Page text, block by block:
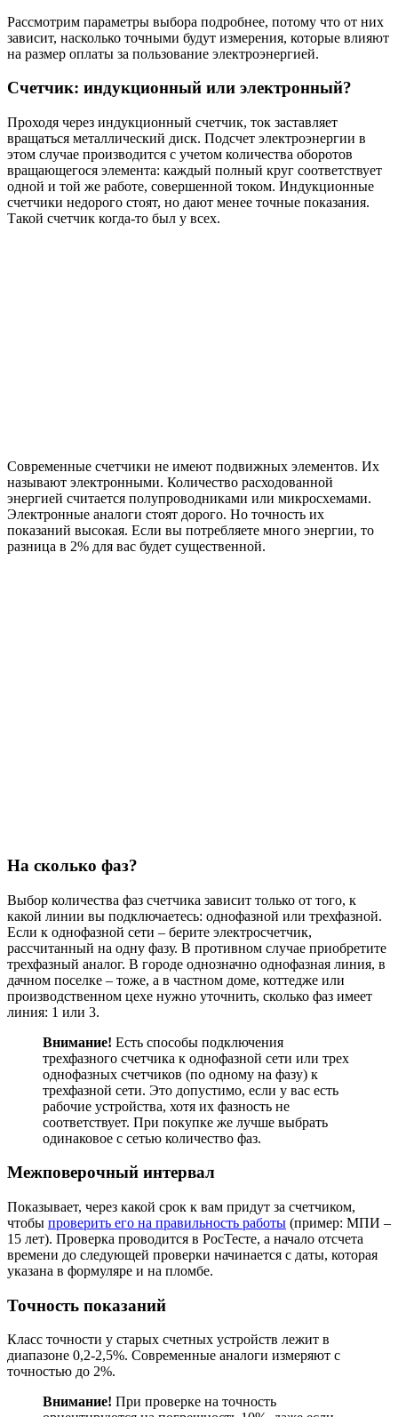
Рассмотрим параметры выбора подробнее, потому что от них
зависит, насколько точными будут измерения, которые влияют
на размер оплаты за пользование электроэнергией.
Счетчик: индукционный или электронный?
Проходя через индукционный счетчик, ток заставляет
вращаться металлический диск. Подсчет электроэнергии в
этом случае производится с учетом количества оборотов
вращающегося элемента: каждый полный круг соответствует
одной и той же работе, совершенной током. Индукционные
счетчики недорого стоят, но дают менее точные показания.
Такой счетчик когда-то был у всех.
Современные счетчики не имеют подвижных элементов. Их
называют электронными. Количество расходованной
энергией считается полупроводниками или микросхемами.
Электронные аналоги стоят дорого. Но точность их
показаний высокая. Если вы потребляете много энергии, то
разница в 2% для вас будет существенной.
На сколько фаз?
Выбор количества фаз счетчика зависит только от того, к
какой линии вы подключаетесь: однофазной или трехфазной.
Если к однофазной сети – берите электросчетчик,
рассчитанный на одну фазу. В противном случае приобретите
трехфазный аналог. В городе однозначно однофазная линия, в
дачном поселке – тоже, а в частном доме, коттедже или
производственном цехе нужно уточнить, сколько фаз имеет
линия: 1 или 3.
Внимание! Есть способы подключения
трехфазного счетчика к однофазной сети или трех
однофазных счетчиков (по одному на фазу) к
трехфазной сети. Это допустимо, если у вас есть
рабочие устройства, хотя их фазность не
соответствует. При покупке же лучше выбрать
одинаковое с сетью количество фаз.
Межповерочный интервал
Показывает, через какой срок к вам придут за счетчиком,
чтобы проверить его на правильность работы (пример: МПИ –
15 лет). Проверка проводится в РосТесте, а начало отсчета
времени до следующей проверки начинается с даты, которая
указана в формуляре и на пломбе.
Точность показаний
Класс точности у старых счетных устройств лежит в
диапазоне 0,2-2,5%. Современные аналоги измеряют с
точностью до 2%.
Внимание! При проверке на точность